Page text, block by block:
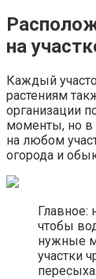
на
Каждый
растениям
организации
моменты, но в
на любом
огорода и
Главное:
чтобы
нужные
участки